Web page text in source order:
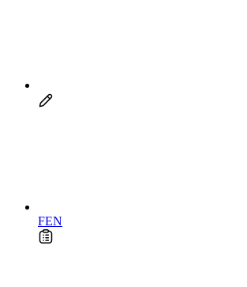
FEN